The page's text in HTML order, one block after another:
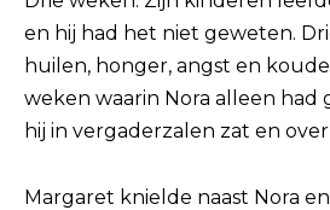
en hij had het niet geweten.
huilen, honger, angst en
weken waarin Nora alleen had
hij in vergaderzalen zat en
Margaret knielde naast Nora